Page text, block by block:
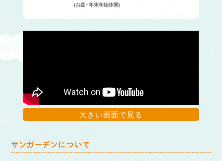
(お盆・年末年始休業)
大きい画面で見る
サンガーデンについて